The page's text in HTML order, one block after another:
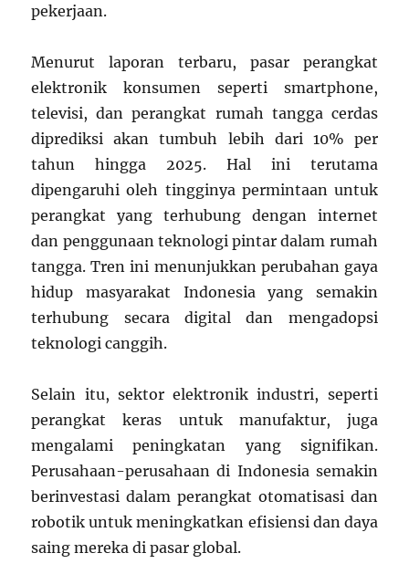
pekerjaan.
Menurut laporan terbaru, pasar perangkat
elektronik konsumen seperti smartphone,
televisi, dan perangkat rumah tangga cerdas
diprediksi akan tumbuh lebih dari 10% per
tahun hingga 2025. Hal ini terutama
dipengaruhi oleh tingginya permintaan untuk
perangkat yang terhubung dengan internet
dan penggunaan teknologi pintar dalam rumah
tangga. Tren ini menunjukkan perubahan gaya
hidup masyarakat Indonesia yang semakin
terhubung secara digital dan mengadopsi
teknologi canggih.
Selain itu, sektor elektronik industri, seperti
perangkat keras untuk manufaktur, juga
mengalami peningkatan yang signifikan.
Perusahaan-perusahaan di Indonesia semakin
berinvestasi dalam perangkat otomatisasi dan
robotik untuk meningkatkan efisiensi dan daya
saing mereka di pasar global.